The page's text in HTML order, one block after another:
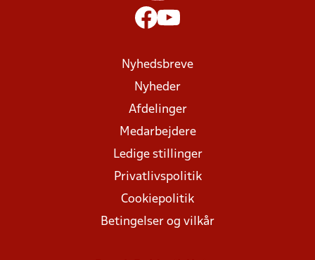
Nyhedsbreve
Nyheder
Afdelinger
Medarbejdere
Ledige stillinger
Privatlivspolitik
Cookiepolitik
Betingelser og vilkår